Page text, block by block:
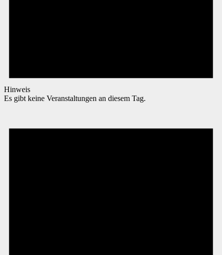
Hinweis
Es gibt keine Veranstaltungen an diesem Tag.